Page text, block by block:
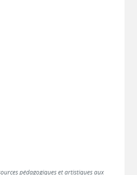
pédagogiques et artistiques aux